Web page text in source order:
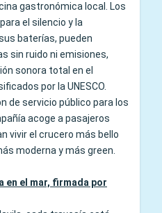
gastronómica local. Los
el silencio y la
baterías, pueden
sin ruido ni emisiones,
sonora total en el
por la UNESCO.
de servicio público para los
acoge a pasajeros
vivir el crucero más bello
moderna y más green.
en el mar, firmada por